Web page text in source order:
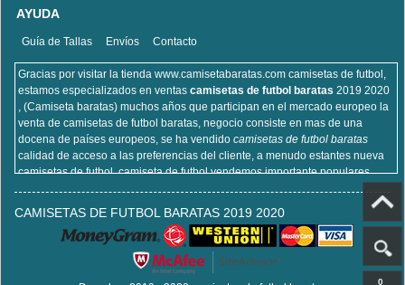
AYUDA
Guía de Tallas Envíos Contacto
Gracias por visitar la tienda www.camisetabaratas.com camisetas de futbol,
estamos especializados en ventas camisetas de futbol baratas 2019 2020
, (Camiseta baratas) muchos años que participan en el mercado europeo la
venta de camisetas de futbol baratas, negocio consiste en mas de una
docena de países europeos, se ha vendido camisetas de futbol baratas
calidad de acceso a las preferencias del cliente, a menudo estantes nueva
camisetas de futbol, camiseta de futbol vendemos importante populares,
Barcelona, camisa de futbol Arsenal, y la camisa de fútbol Atlético de Madrid,
sitios de la camisa de futbol que venden , cien por ciento algodón, lavable a
máquina, no desapareciendo, la calidad puede ser garantizada, puedes
estar seguro de comprar!
CAMISETAS DE FUTBOL BARATAS 2019 2020
0